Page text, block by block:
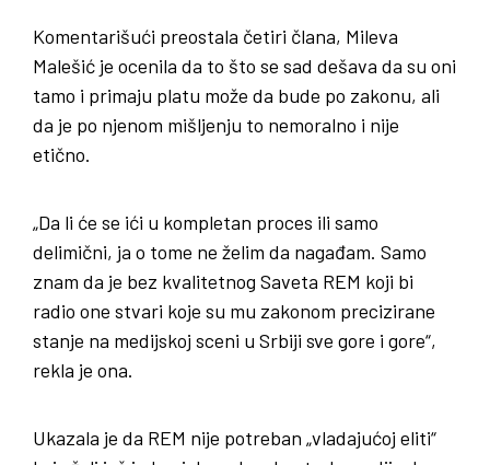
Komentarišući preostala četiri člana, Mileva
Malešić je ocenila da to što se sad dešava da su oni
tamo i primaju platu može da bude po zakonu, ali
da je po njenom mišljenju to nemoralno i nije
etično.
„Da li će se ići u kompletan proces ili samo
delimični, ja o tome ne želim da nagađam. Samo
znam da je bez kvalitetnog Saveta REM koji bi
radio one stvari koje su mu zakonom precizirane
stanje na medijskoj sceni u Srbiji sve gore i gore“,
rekla je ona.
Ukazala je da REM nije potreban „vladajućoj eliti“